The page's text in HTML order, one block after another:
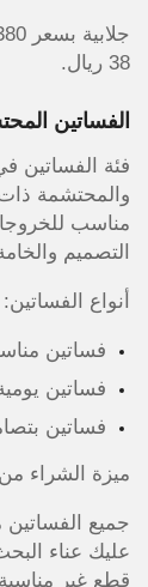
38 ريال.
الفساتين
فئة الفساتين
والمحتشمة ذات
مناسب
التصميم
أنواع الفساتين:
فساتين
فساتين
فساتين
ميزة الشراء من
جميع الفساتين
عليك عناء
قطع غير